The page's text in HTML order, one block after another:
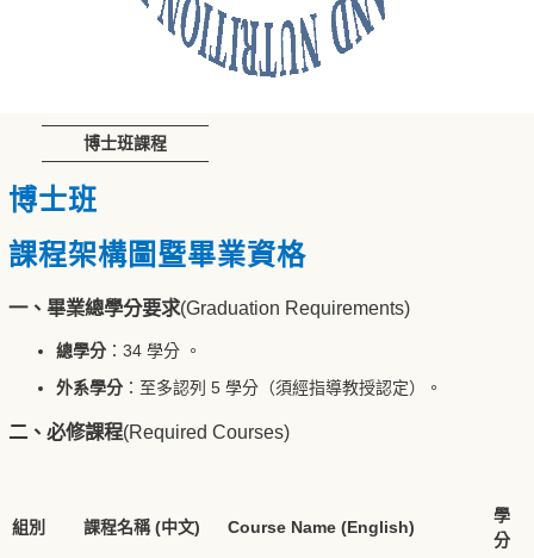
博士班課程
博士班
課程架構圖暨畢業資格
一、畢業總學分要求(Graduation Requirements)
總學分 ：34 學分 。
外系學分 ：至多認列 5 學分（須經指導教授認定）。
二、必修課程(Required Courses)
組別 課程名稱 (中文) Course Name (English)
學
分